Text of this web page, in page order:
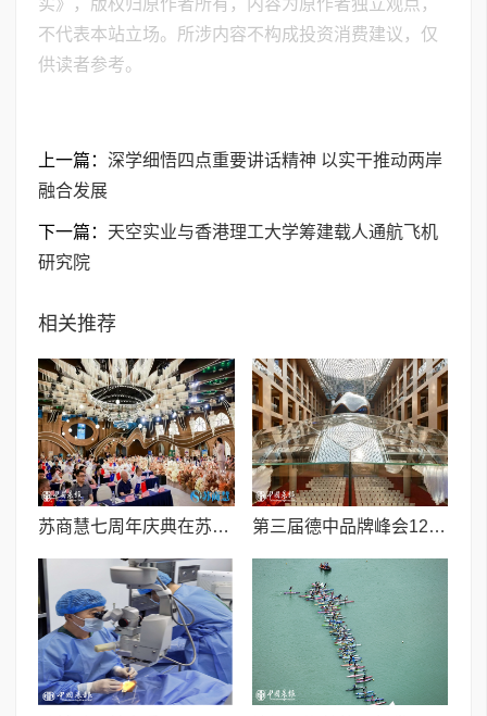
实》，版权归原作者所有，内容为原作者独立观点，
不代表本站立场。所涉内容不构成投资消费建议，仅
供读者参考。
上一篇： 深学细悟四点重要讲话精神 以实干推动两岸
融合发展
下一篇： 天空实业与香港理工大学筹建载人通航飞机
研究院
相关推荐
苏商慧七周年庆典在苏州隆重举行 七大联创共启发展新篇章 第三届德中品牌峰会12月将在柏林举办，聚焦人工智能时代品牌全球化发展